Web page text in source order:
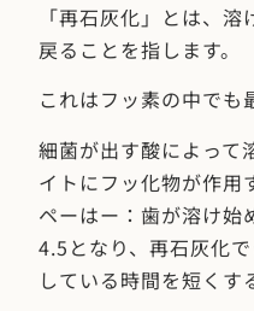
「再石灰化」とは、
戻ることを指します。
これはフッ素の中でも
細菌が出す酸によって
イトにフッ化物が作用
ペーはー：歯が溶け始
4.5となり、再石灰化
している時間を短くす